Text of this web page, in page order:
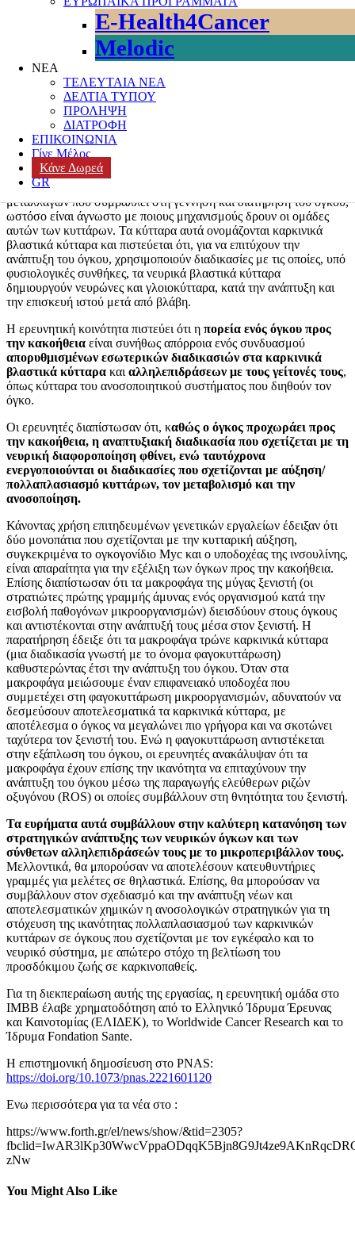
E-Health4Cancer
Melodic
ΝΕΑ
ΤΕΛΕΥΤΑΙΑ ΝΕΑ
ΔΕΛΤΙΑ ΤΥΠΟΥ
ΠΡΟΛΗΨΗ
ΔΙΑΤΡΟΦΗ
ΕΠΙΚΟΙΝΩΝΙΑ
Γίνε Μέλος
Κάνε Δωρεά
GR
κακοήθεια.
6 στους 100.000 ανθρώπους (παιδιά και ενήλικες)
λαμβάνουν διάγνωση κάποιας μορφής καρκίνου στον εγκέφαλο
και στο νευρικό σύστημα.Οι περισσότεροι θα υποβληθούν σε
συνδυαστική θεραπεία με ακτινοβολίες και χημειοθεραπεία, ωστόσο
μονάχα το 33% θα επιβιώσει για 5 χρόνια. Το προσδόκιμο ζωής για
την πλειοψηφία θα είναι 18 μήνες με δύο χρόνια
Ενώ υπάρχει έντονο ερευνητικό ενδιαφέρον για τους νευρικούς
καρκίνους, οι υφιστάμενες θεραπείες εξακολουθούν να μην είναι
πολύ αποτελεσματικές. Ο λόγος έγκειται στο γεγονός ότι οι
νευρικοί όγκοι αποτελούνται από ποικίλα κύτταρα, καρκινικά και
μη. Μόνο ένα υποσύνολο αυτών φέρει τον συνδυασμό των
μεταλλαγών που συμβάλλει στη γέννηση και διατήρηση του όγκου,
ωστόσο είναι άγνωστο με ποιους μηχανισμούς δρουν οι ομάδες
αυτών των κυττάρων. Τα κύτταρα αυτά ονομάζονται καρκινικά
βλαστικά κύτταρα και πιστεύεται ότι, για να επιτύχουν την
ανάπτυξη του όγκου, χρησιμοποιούν διαδικασίες με τις οποίες, υπό
φυσιολογικές συνθήκες, τα νευρικά βλαστικά κύτταρα
δημιουργούν νευρώνες και γλοιοκύτταρα, κατά την ανάπτυξη και
την επισκευή ιστού μετά από βλάβη.
Η ερευνητική κοινότητα πιστεύει ότι η πορεία ενός όγκου προς
την κακοήθεια είναι συνήθως απόρροια ενός συνδυασμού
απορυθμισμένων εσωτερικών διαδικασιών στα καρκινικά
βλαστικά κύτταρα και αλληλεπιδράσεων με τους γείτονές τους,
όπως κύτταρα του ανοσοποιητικού συστήματος που διηθούν τον
όγκο.
Οι ερευνητές διαπίστωσαν ότι, καθώς ο όγκος προχωράει προς
την κακοήθεια, η αναπτυξιακή διαδικασία που σχετίζεται με τη
νευρική διαφοροποίηση φθίνει, ενώ ταυτόχρονα
ενεργοποιούνται οι διαδικασίες που σχετίζονται με αύξηση/
πολλαπλασιασμό κυττάρων, τον μεταβολισμό και την
ανοσοποίηση.
Κάνοντας χρήση επιτηδευμένων γενετικών εργαλείων έδειξαν ότι
δύο μονοπάτια που σχετίζονται με την κυτταρική αύξηση,
συγκεκριμένα το ογκογονίδιο Myc και ο υποδοχέας της ινσουλίνης,
είναι απαραίτητα για την εξέλιξη των όγκων προς την κακοήθεια.
Επίσης διαπίστωσαν ότι τα μακροφάγα της μύγας ξενιστή (οι
στρατιώτες πρώτης γραμμής άμυνας ενός οργανισμού κατά την
εισβολή παθογόνων μικροοργανισμών) διεισδύουν στους όγκους
και αντιστέκονται στην ανάπτυξή τους μέσα στον ξενιστή. Η
παρατήρηση έδειξε ότι τα μακροφάγα τρώνε καρκινικά κύτταρα
(μια διαδικασία γνωστή με το όνομα φαγοκυττάρωση)
καθυστερώντας έτσι την ανάπτυξη του όγκου. Όταν στα
μακροφάγα μειώσουμε έναν επιφανειακό υποδοχέα που
συμμετέχει στη φαγοκυττάρωση μικροοργανισμών, αδυνατούν να
δεσμεύσουν αποτελεσματικά τα καρκινικά κύτταρα, με
αποτέλεσμα ο όγκος να μεγαλώνει πιο γρήγορα και να σκοτώνει
ταχύτερα τον ξενιστή του. Ενώ η φαγοκυττάρωση αντιστέκεται
στην εξάπλωση του όγκου, οι ερευνητές ανακάλυψαν ότι τα
μακροφάγα έχουν επίσης την ικανότητα να επιταχύνουν την
ανάπτυξη του όγκου μέσω της παραγωγής ελεύθερων ριζών
οξυγόνου (ROS) οι οποίες συμβάλλουν στη θνητότητα του ξενιστή.
Τα ευρήματα αυτά συμβάλλουν στην καλύτερη κατανόηση των
στρατηγικών ανάπτυξης των νευρικών όγκων και των
σύνθετων αλληλεπιδράσεών τους με το μικροπεριβάλλον τους.
Μελλοντικά, θα μπορούσαν να αποτελέσουν κατευθυντήριες
γραμμές για μελέτες σε θηλαστικά. Επίσης, θα μπορούσαν να
συμβάλλουν στον σχεδιασμό και την ανάπτυξη νέων και
αποτελεσματικών χημικών η ανοσολογικών στρατηγικών για τη
στόχευση της ικανότητας πολλαπλασιασμού των καρκινικών
κυττάρων σε όγκους που σχετίζονται με τον εγκέφαλο και το
νευρικό σύστημα, με απώτερο στόχο τη βελτίωση του
προσδόκιμου ζωής σε καρκινοπαθείς.
Για τη διεκπεραίωση αυτής της εργασίας, η ερευνητική ομάδα στο
ΙΜΒΒ έλαβε χρηματοδότηση από το Ελληνικό Ίδρυμα Έρευνας
και Καινοτομίας (ΕΛΙΔΕΚ), το Worldwide Cancer Research και το
Ίδρυμα Fondation Sante.
Η επιστημονική δημοσίευση στο PNAS:
https://doi.org/10.1073/pnas.2221601120
Ενω περισσότερα για τα νέα στο :
https://www.forth.gr/el/news/show/&tid=2305?
zNw
You Might Also Like